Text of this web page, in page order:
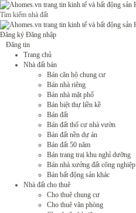
Tìm kiếm nhà đất
Đăng ký Đăng nhập
Đăng tin
Trang chủ
Nhà đất bán
Bán căn hộ chung cư
Bán nhà riêng
Bán nhà mặt phố
Bán biệt thự liền kề
Bán đất
Bán đất thổ cư nhà vườn
Bán đất nền dự án
Bán đất 50 năm
Bán trang traị khu nghỉ dưỡng
Bán nhà xưởng đất công nghiệp
Bán bất động sản khác
Nhà đất cho thuê
Cho thuê chung cư
Cho thuê văn phòng